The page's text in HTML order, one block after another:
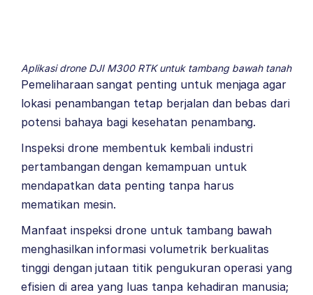
Aplikasi drone DJI M300 RTK untuk tambang bawah tanah
Pemeliharaan sangat penting untuk menjaga agar
lokasi penambangan tetap berjalan dan bebas dari
potensi bahaya bagi kesehatan penambang.
Inspeksi drone membentuk kembali industri
pertambangan dengan kemampuan untuk
mendapatkan data penting tanpa harus
mematikan mesin.
Manfaat inspeksi drone untuk tambang bawah
menghasilkan informasi volumetrik berkualitas
tinggi dengan jutaan titik pengukuran operasi yang
efisien di area yang luas tanpa kehadiran manusia;